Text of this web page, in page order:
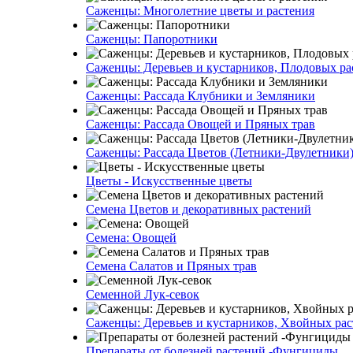
Саженцы: Многолетние цветы и растения
Саженцы: Папоротники
Саженцы: Деревьев и кустарников, Плодовых
Саженцы: Рассада Клубники и Земляники
Саженцы: Рассада Овощей и Пряных трав
Саженцы: Рассада Цветов (Летники-Двулетники)
Цветы - Искусственные цветы
Семена Цветов и декоративных растений
Семена: Овощей
Семена Салатов и Пряных трав
Семенной Лук-севок
Саженцы: Деревьев и кустарников, Хвойных